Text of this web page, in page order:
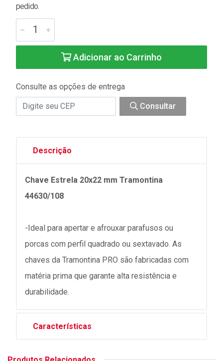
pedido.
Adicionar ao Carrinho
Consulte as opções de entrega
Consultar
Descrição
Chave Estrela 20x22 mm Tramontina
44630/108
-Ideal para apertar e afrouxar parafusos ou
porcas com perfil quadrado ou sextavado. As
chaves da Tramontina PRO são fabricadas com
matéria prima que garante alta resistência e
durabilidade.
Características